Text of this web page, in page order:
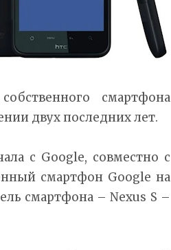
смартфона
двух последних лет.
с Google, совместно с
смартфон Google на
смартфона – Nexus S –